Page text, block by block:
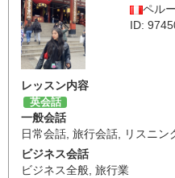
ペルー
ID:
レッスン内容
英会話
一般会話
日常会話 旅行会話 リスニン
ビジネス会話
ビジネス全般 旅行業